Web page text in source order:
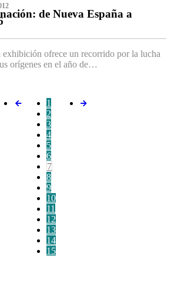
de Nueva España a
exhibición ofrece un recorrido por la lucha
orígenes en el año de…
1
2
3
4
5
6
7
8
9
10
11
12
13
14
15